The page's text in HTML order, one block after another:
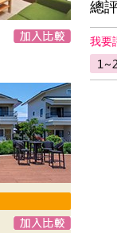
總
我要